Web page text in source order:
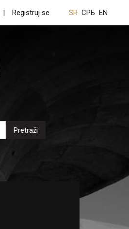
Registruj se SR СРБ EN
Pretraži